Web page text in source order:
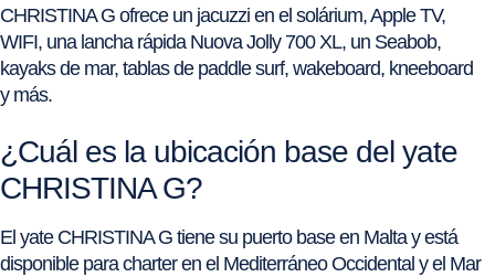
CHRISTINA G ofrece un jacuzzi en el solárium, Apple TV,
WIFI, una lancha rápida Nuova Jolly 700 XL, un Seabob,
kayaks de mar, tablas de paddle surf, wakeboard, kneeboard
y más.
¿Cuál es la ubicación base del yate
CHRISTINA G?
El yate CHRISTINA G tiene su puerto base en Malta y está
disponible para charter en el Mediterráneo Occidental y el Mar